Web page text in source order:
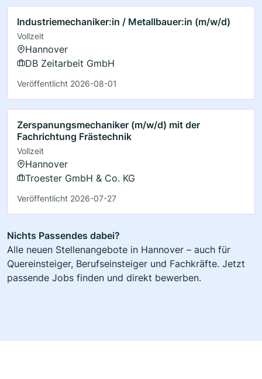
Industriemechaniker:in / Metallbauer:in (m/w/d)
Vollzeit
Hannover
DB Zeitarbeit GmbH
Veröffentlicht 2026-08-01
Zerspanungsmechaniker (m/w/d) mit der
Fachrichtung Frästechnik
Vollzeit
Hannover
Troester GmbH & Co. KG
Veröffentlicht 2026-07-27
Nichts Passendes dabei?
Alle neuen Stellenangebote in Hannover – auch für
Quereinsteiger, Berufseinsteiger und Fachkräfte. Jetzt
passende Jobs finden und direkt bewerben.